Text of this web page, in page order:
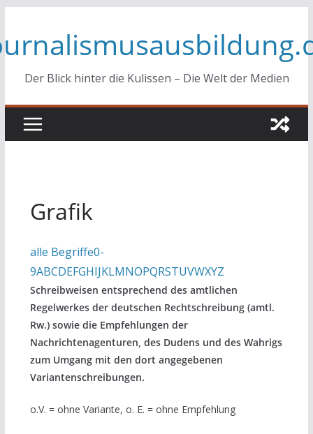
springen
Der Blick hinter die Kulissen – Die Welt der Medien
Grafik
alle Begriffe0-
9ABCDEFGHIJKLMNOPQRSTUVWXYZ
Schreibweisen entsprechend des amtlichen
Regelwerkes der deutschen Rechtschreibung (amtl.
Rw.) sowie die Empfehlungen der
Nachrichtenagenturen, des Dudens und des Wahrigs
zum Umgang mit den dort angegebenen
Variantenschreibungen.
o.V. = ohne Variante, o. E. = ohne Empfehlung